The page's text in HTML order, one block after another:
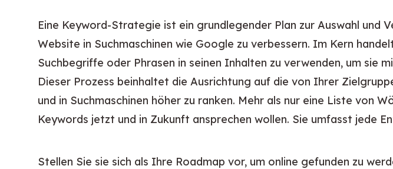
Eine Keyword-Strategie ist ein grundlegender Plan zur Auswahl
Website in Suchmaschinen wie Google zu verbessern. Im Kern
Suchbegriffe oder Phrasen in seinen Inhalten zu verwenden, um sie
Dieser Prozess beinhaltet die Ausrichtung auf die von Ihrer
und in Suchmaschinen höher zu ranken. Mehr als nur eine Liste von
Keywords jetzt und in Zukunft ansprechen wollen. Sie umfasst jede
Stellen Sie sie sich als Ihre Roadmap vor, um online gefunden zu